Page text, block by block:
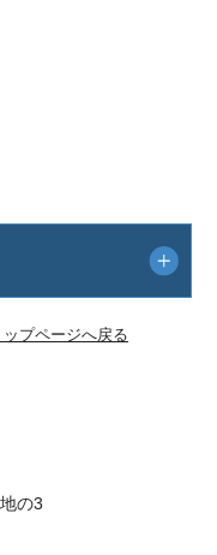
ップページへ戻る
の3